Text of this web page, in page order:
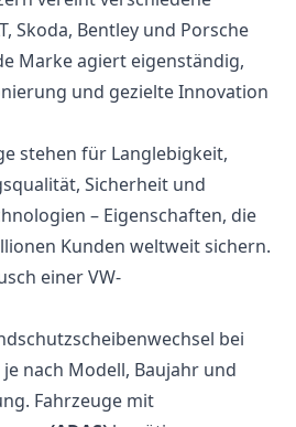
Skoda, Bentley und Porsche
Marke agiert eigenständig,
und gezielte Innovation
stehen für Langlebigkeit,
Sicherheit und
– Eigenschaften, die
Kunden weltweit sichern.
einer VW-
bei
nach Modell, Baujahr und
Fahrzeuge mit